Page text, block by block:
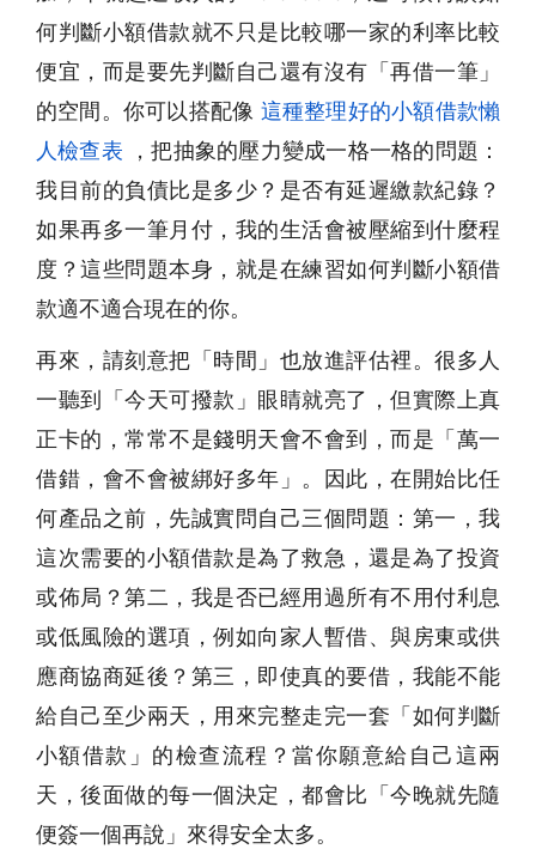
何判斷小額借款就不只是比較哪一家的利率比較
便宜，而是要先判斷自己還有沒有「再借一筆」
的空間。你可以搭配像 這種整理好的小額借款懶
人檢查表 ，把抽象的壓力變成一格一格的問題：
我目前的負債比是多少？是否有延遲繳款紀錄？
如果再多一筆月付，我的生活會被壓縮到什麼程
度？這些問題本身，就是在練習如何判斷小額借
款適不適合現在的你。
再來，請刻意把「時間」也放進評估裡。很多人
一聽到「今天可撥款」眼睛就亮了，但實際上真
正卡的，常常不是錢明天會不會到，而是「萬一
借錯，會不會被綁好多年」。因此，在開始比任
何產品之前，先誠實問自己三個問題：第一，我
這次需要的小額借款是為了救急，還是為了投資
或佈局？第二，我是否已經用過所有不用付利息
或低風險的選項，例如向家人暫借、與房東或供
應商協商延後？第三，即使真的要借，我能不能
給自己至少兩天，用來完整走完一套「如何判斷
小額借款」的檢查流程？當你願意給自己這兩
天，後面做的每一個決定，都會比「今晚就先隨
便簽一個再說」來得安全太多。